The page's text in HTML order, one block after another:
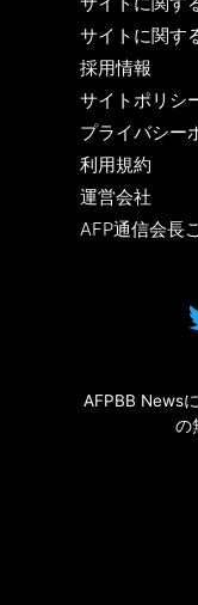
サイトに関す
採用情報
サイトポリシ
プライバシー
利用規約
運営会社
AFP通信会長
AFPBB News
の